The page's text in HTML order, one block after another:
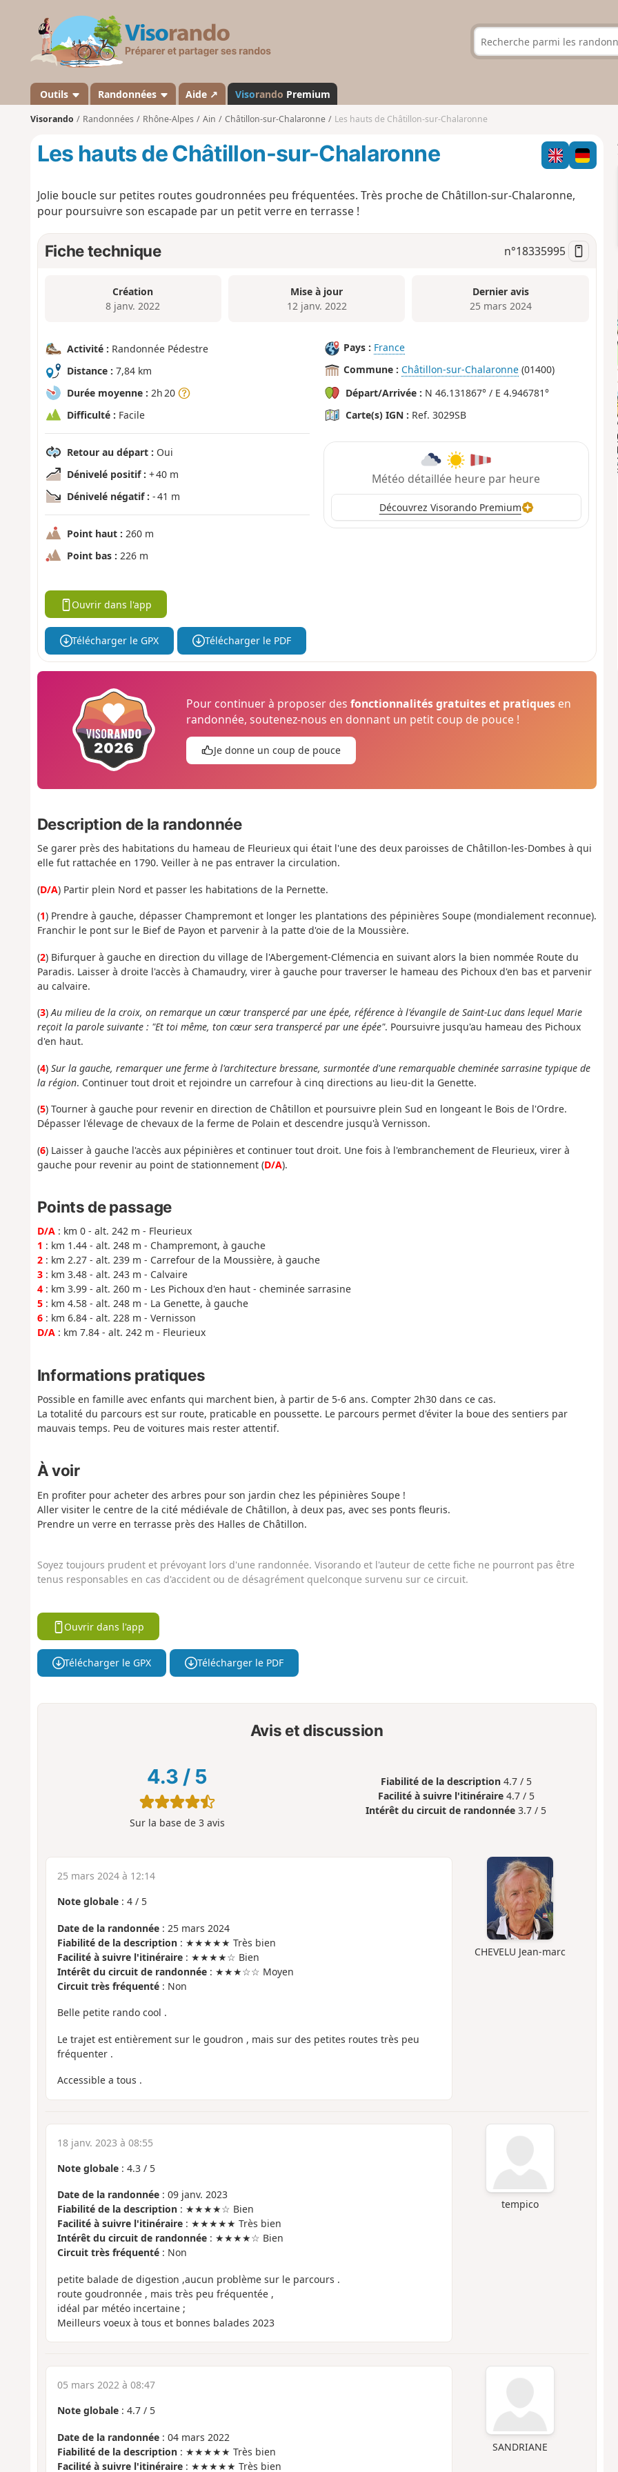
s
a
n
d
Outils Randonnées Aide ↗ Visorando Premium
Visorando Randonnées Rhône-Alpes Ain Châtillon-sur-Chalaronne Les hauts de Châtillon-sur-Chalaronne
Les hauts de Châtillon-sur-Chalaronne
Jolie boucle sur petites routes goudronnées peu fréquentées. Très proche de Châtillon-sur-Chalaronne,
pour poursuivre son escapade par un petit verre en terrasse !
Fiche technique n°18335995
Création
8 janv. 2022
Mise à jour
12 janv. 2022
Dernier avis
25 mars 2024
Activité : Randonnée Pédestre
Distance : 7,84 km
Durée moyenne : 2h 20
Difficulté : Facile
Retour au départ : Oui
Dénivelé positif : + 40 m
Dénivelé négatif : - 41 m
Point haut : 260 m
Point bas : 226 m
Pays : France
Commune : Châtillon-sur-Chalaronne (01400)
Départ/Arrivée : N 46.131867° / E 4.946781°
Carte(s) IGN : Ref. 3029SB
Météo détaillée heure par heure
Découvrez Visorando Premium
Ouvrir dans l'app
Télécharger le GPX Télécharger le PDF
Pour continuer à proposer desfonctionnalités gratuites et pratiques en
randonnée, soutenez-nous en donnant un petit coup de pouce !
Je donne un coup de pouce
Description de la randonnée
Se garer près des habitations du hameau de Fleurieux qui était l'une des deux paroisses de Châtillon-les-Dombes à qui
elle fut rattachée en 1790. Veiller à ne pas entraver la circulation.
(D/A) Partir plein Nord et passer les habitations de la Pernette.
(1) Prendre à gauche, dépasser Champremont et longer les plantations des pépinières Soupe (mondialement reconnue).
Franchir le pont sur le Bief de Payon et parvenir à la patte d'oie de la Moussière.
(2) Bifurquer à gauche en direction du village de l'Abergement-Clémencia en suivant alors la bien nommée Route du
Paradis. Laisser à droite l'accès à Chamaudry, virer à gauche pour traverser le hameau des Pichoux d'en bas et parvenir
au calvaire.
(3)Au milieu de la croix, on remarque un cœur transpercé par une épée, référence à l'évangile de Saint-Luc dans lequel Marie
reçoit la parole suivante : "Et toi même, ton cœur sera transpercé par une épée". Poursuivre jusqu'au hameau des Pichoux
d'en haut.
(4) Sur la gauche, remarquer une ferme à l'architecture bressane, surmontée d'une remarquable cheminée sarrasine typique de
la région. Continuer tout droit et rejoindre un carrefour à cinq directions au lieu-dit la Genette.
(5) Tourner à gauche pour revenir en direction de Châtillon et poursuivre plein Sud en longeant le Bois de l'Ordre.
Dépasser l'élevage de chevaux de la ferme de Polain et descendre jusqu'à Vernisson.
(6) Laisser à gauche l'accès aux pépinières et continuer tout droit. Une fois à l'embranchement de Fleurieux, virer à
gauche pour revenir au point de stationnement (D/A).
Points de passage
D/A: km 0 - alt. 242 m - Fleurieux
1 : km 1.44 - alt. 248 m - Champremont, à gauche
2: km 2.27 - alt. 239 m - Carrefour de la Moussière, à gauche
3: km 3.48 - alt. 243 m - Calvaire
4: km 3.99 - alt. 260 m - Les Pichoux d'en haut - cheminée sarrasine
5: km 4.58 - alt. 248 m - La Genette, à gauche
6: km 6.84 - alt. 228 m - Vernisson
D/A: km 7.84 - alt. 242 m - Fleurieux
Informations pratiques
Possible en famille avec enfants qui marchent bien, à partir de 5-6 ans. Compter 2h30 dans ce cas.
La totalité du parcours est sur route, praticable en poussette. Le parcours permet d'éviter la boue des sentiers par
mauvais temps. Peu de voitures mais rester attentif.
À voir
En profiter pour acheter des arbres pour son jardin chez les pépinières Soupe !
Aller visiter le centre de la cité médiévale de Châtillon, à deux pas, avec ses ponts fleuris.
Prendre un verre en terrasse près des Halles de Châtillon.
Soyez toujours prudent et prévoyant lors d'une randonnée. Visorando et l'auteur de cette fiche ne pourront pas être
tenus responsables en cas d'accident ou de désagrément quelconque survenu sur ce circuit.
Ouvrir dans l'app
Télécharger le GPX Télécharger le PDF
Avis et discussion
4.3 / 5
Sur la base de 3avis
Fiabilité de la description 4.7 / 5
Facilité à suivre l'itinéraire 4.7 / 5
Intérêt du circuit de randonnée 3.7 / 5
CHEVELU Jean-marc
25 mars 2024 à 12:14
Note globale: 4/ 5
Date de la randonnée: 25 mars 2024
Fiabilité de la description: ★★★★★ Très bien
Facilité à suivre l'itinéraire: ★★★★☆ Bien
Intérêt du circuit de randonnée: ★★★☆☆ Moyen
Circuit très fréquenté: Non
Belle petite rando cool .
Le trajet est entièrement sur le goudron , mais sur des petites routes très peu
fréquenter .
Accessible a tous .
tempico
18 janv. 2023 à 08:55
Note globale: 4.3/ 5
Date de la randonnée: 09 janv. 2023
Fiabilité de la description: ★★★★☆ Bien
Facilité à suivre l'itinéraire: ★★★★★ Très bien
Intérêt du circuit de randonnée: ★★★★☆ Bien
Circuit très fréquenté: Non
petite balade de digestion ,aucun problème sur le parcours .
route goudronnée , mais très peu fréquentée ,
idéal par météo incertaine ;
Meilleurs voeux à tous et bonnes balades 2023
SANDRIANE
05 mars 2022 à 08:47
Note globale: 4.7/ 5
Date de la randonnée: 04 mars 2022
Fiabilité de la description: ★★★★★ Très bien
Facilité à suivre l'itinéraire: ★★★★★ Très bien